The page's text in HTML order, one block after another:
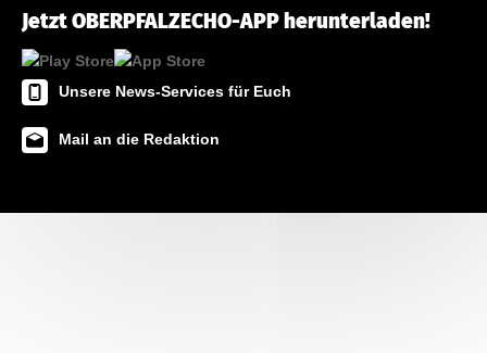
Jetzt OBERPFALZECHO-APP herunterladen!
Unsere News-Services für Euch
Mail an die Redaktion